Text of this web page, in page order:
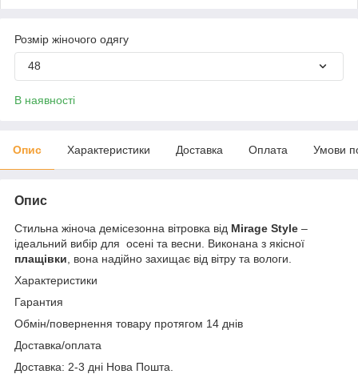
Розмір жіночого одягу
48
В наявності
Опис Характеристики Доставка Оплата Умови
Опис
Стильна жіноча демісезонна вітровка від Mirage Style –
ідеальний вибір для осені та весни. Виконана з якісної
плащівки , вона надійно захищає від вітру та вологи.
Характеристики
Гарантия
Обмін/повернення товару протягом 14 днів
Доставка/оплата
Доставка: 2-3 дні Нова Пошта.